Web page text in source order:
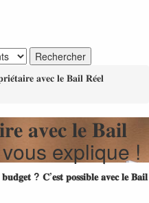
𝐚𝐯𝐞𝐜 𝐥𝐞 𝐁𝐚𝐢𝐥 𝐑𝐞́𝐞𝐥
𝐚𝐯𝐞𝐜 𝐥𝐞 𝐁𝐚𝐢𝐥
vous explique !
𝐛𝐮𝐝𝐠𝐞𝐭 ? 𝐂’𝐞𝐬𝐭 𝐩𝐨𝐬𝐬𝐢𝐛𝐥𝐞𝐚𝐯𝐞𝐜𝐥𝐞𝐁𝐚𝐢𝐥